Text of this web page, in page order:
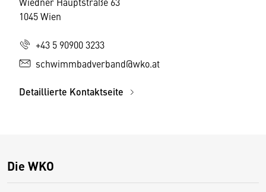
1045 Wien
+43 5 90900 3233
schwimmbadverband@wko.at
Detaillierte Kontaktseite
Die WKO